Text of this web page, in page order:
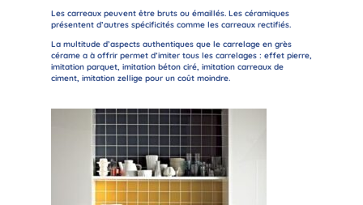
Les carreaux peuvent être bruts ou émaillés. Les céramiques
présentent d’autres spécificités comme les carreaux rectifiés.
La multitude d’aspects authentiques que le carrelage en grès
cérame a à offrir permet d’imiter tous les carrelages : effet pierre,
imitation parquet, imitation béton ciré, imitation carreaux de
ciment, imitation zellige pour un coût moindre.